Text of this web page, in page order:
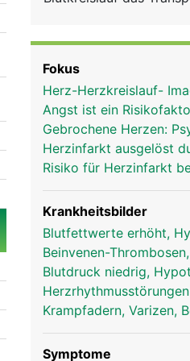
Venen. Genau
Körperkreislauf und
angereicherte Blut
Herzkammer. Von dort
den Körper gepumpt.
kohlendioxidreiche)
Herzkammer, von wo
frischem Sauerstoff
beide Blutkreisläufe.
Ruhe pumpt es
den Körper zirkuliert.
Fokus
Herz-Herzkreislauf-
Angst ist ein
Gebrochene Herzen:
Herzinfarkt ausgelöst
Risiko für Herzinfarkt
Krankheitsbilder
Blutfettwerte erhöht,
Beinvenen-
Blutdruck niedrig,
Herzrhythmusstörungen
Krampfadern, Varizen,
Symptome